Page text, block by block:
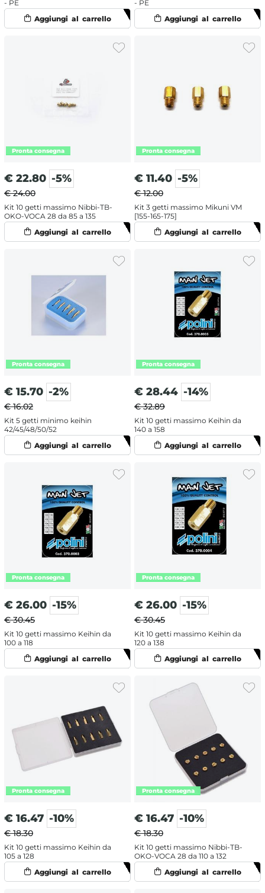
- PE
- PE
€ 22.80 -5%
€ 24.00
Kit 10 getti massimo Nibbi-TB-
OKO-VOCA 28 da 85 a 135
€ 11.40 -5%
€ 12.00
Kit 3 getti massimo Mikuni VM
[155-165-175]
€ 15.70 -2%
€ 16.02
Kit 5 getti minimo keihin
42/45/48/50/52
€ 28.44 -14%
€ 32.89
Kit 10 getti massimo Keihin da
140 a 158
€ 26.00 -15%
€ 30.45
Kit 10 getti massimo Keihin da
100 a 118
€ 26.00 -15%
€ 30.45
Kit 10 getti massimo Keihin da
120 a 138
€ 16.47 -10%
€ 18.30
Kit 10 getti massimo Keihin da
105 a 128
€ 16.47 -10%
€ 18.30
Kit 10 getti massimo Nibbi-TB-
OKO-VOCA 28 da 110 a 132